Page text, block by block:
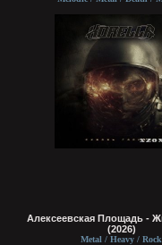
Алексеевская Площадь -
(2026)
Metal / Heavy / Rock